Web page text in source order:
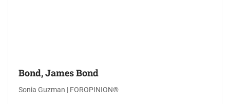
Bond, James Bond
Sonia Guzman | FOROPINION®